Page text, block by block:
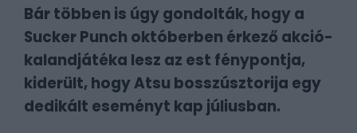
Bár többen is úgy gondolták, hogy a
Sucker Punch októberben érkező akció-
kalandjátéka lesz az est fénypontja,
kiderült, hogy Atsu bosszúsztorija egy
dedikált eseményt kap júliusban.